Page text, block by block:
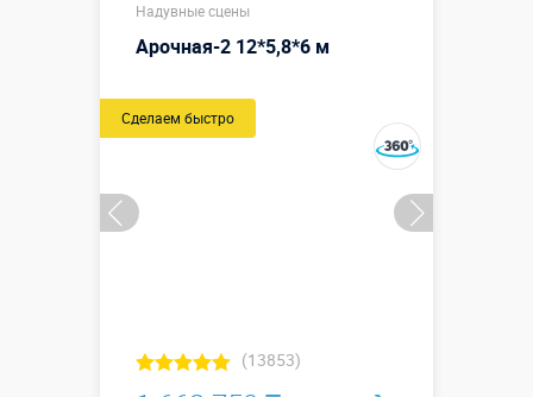
Больше деталей →
Смотреть видео
Купить в 1 клик
Надувные сцены
Арочная-2 12*5,8*6 м
Сделаем быстро
(13853)